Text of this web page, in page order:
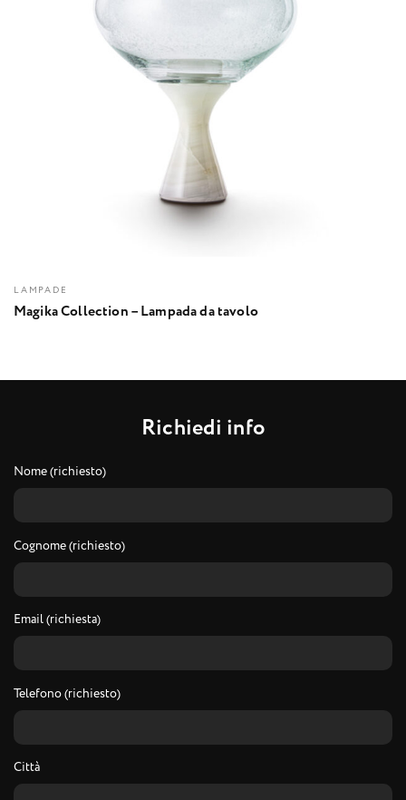
LAMPADE
Magika Collection – Lampada da tavolo
Richiedi info
Nome (richiesto)
Cognome (richiesto)
Email (richiesta)
Telefono (richiesto)
Città